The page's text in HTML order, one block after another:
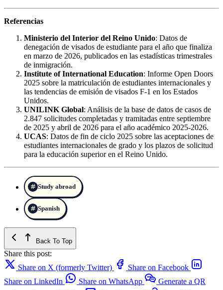
Referencias
Ministerio del Interior del Reino Unido: Datos de
denegación de visados de estudiante para el año que finaliza
en marzo de 2026, publicados en las estadísticas trimestrales
de inmigración.
Institute of International Education: Informe Open Doors
2025 sobre la matriculación de estudiantes internacionales y
las tendencias de emisión de visados F-1 en los Estados
Unidos.
UNILINK Global: Análisis de la base de datos de casos de
2.847 solicitudes completadas y tramitadas entre septiembre
de 2025 y abril de 2026 para el año académico 2025-2026.
UCAS: Datos de fin de ciclo 2025 sobre las aceptaciones de
estudiantes internacionales de grado y los plazos de solicitud
para la educación superior en el Reino Unido.
Study abroad
Spanish
Back To Top
Share this post:
Share on X (formerly Twitter)
Share on Facebook
Share on LinkedIn
Share on WhatsApp
Generate a QR